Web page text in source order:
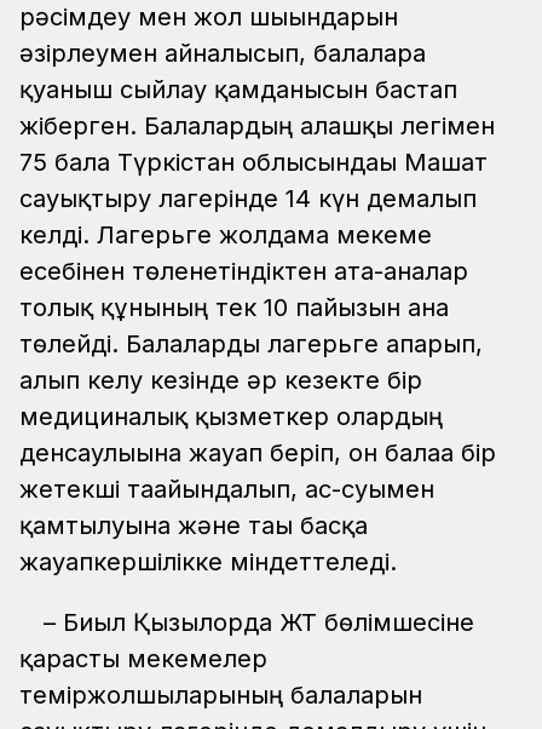
рәсімдеу мен жол шығындарын
әзірлеумен айналысып, балаларға
қуаныш сыйлау қамданысын бастап
жіберген. Балалардың алғашқы легімен
75 бала Түркістан облысындағы Машат
сауықтыру лагерінде 14 күн демалып
келді. Лагерьге жолдама мекеме
есебінен төленетіндіктен ата-аналар
толық құнының тек 10 пайызын ғана
төлейді. Балаларды лагерьге апарып,
алып келу кезінде әр кезекте бір
медициналық қызметкер олардың
денсаулығына жауап беріп, он балаға бір
жетекші тағайындалып, ас-суымен
қамтылуына және тағы басқа
жауапкершілікке міндеттеледі.
– Биыл Қызылорда ЖТ бөлімшесіне
қарасты мекемелер
теміржолшыларының балаларын